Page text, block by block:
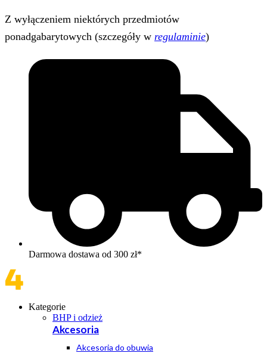
Z wyłączeniem niektórych przedmiotów
ponadgabarytowych (szczegóły w regulaminie)
Darmowa dostawa od 300 zł*
Kategorie
BHP i odzież
Akcesoria
Akcesoria do obuwia